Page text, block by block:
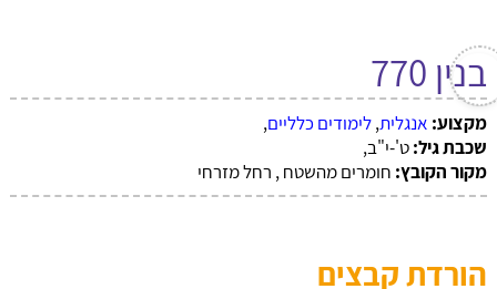
בנין 770
מקצוע: אנגלית,לימודים כלליים,
שכבת גיל:ט'-י"ב,
מקור הקובץ: חומרים מהשטח , רחל מזרחי
הורדת קבצים